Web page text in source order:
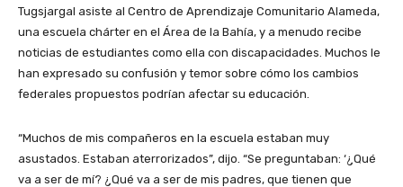
Tugsjargal asiste al Centro de Aprendizaje Comunitario Alameda,
una escuela chárter en el Área de la Bahía, y a menudo recibe
noticias de estudiantes como ella con discapacidades. Muchos le
han expresado su confusión y temor sobre cómo los cambios
federales propuestos podrían afectar su educación.
“Muchos de mis compañeros en la escuela estaban muy
asustados. Estaban aterrorizados”, dijo. “Se preguntaban: ‘¿Qué
va a ser de mí? ¿Qué va a ser de mis padres, que tienen que